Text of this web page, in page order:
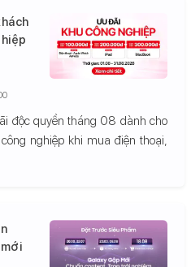
độc quyền tháng 08 dành cho
nghiệp khi mua điện thoại,